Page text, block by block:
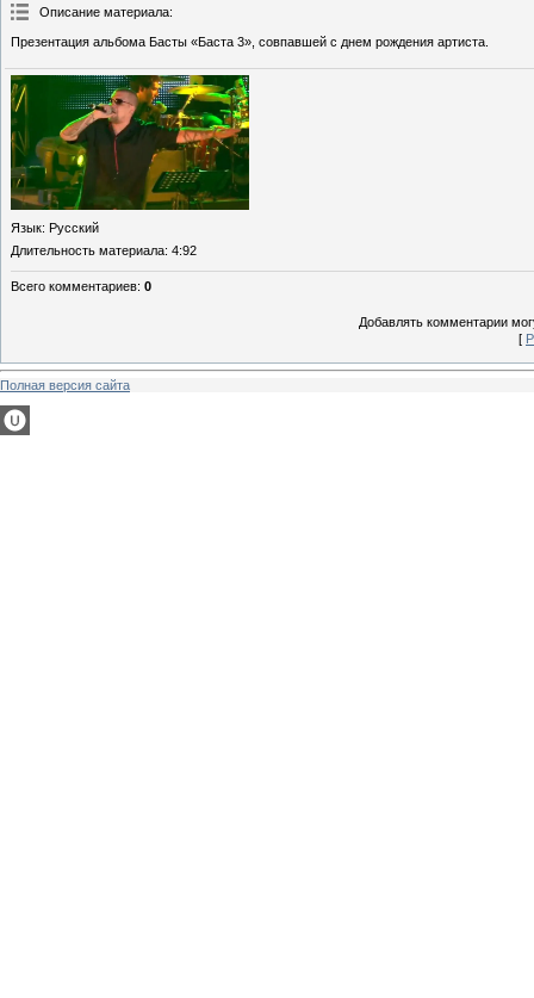
Описание материала:
Презентация альбома Басты «Баста 3», совпавшей с днем рождения артиста.
Язык: Русский
Длительность материала: 4:92
Всего комментариев: 0
Добавлять комментарии
[
Полная версия сайта